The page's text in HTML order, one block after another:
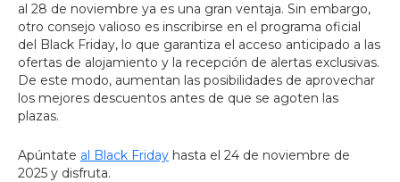
al 28 de noviembre ya es una gran ventaja. Sin embargo,
otro consejo valioso es inscribirse en el programa oficial
del Black Friday, lo que garantiza el acceso anticipado a las
ofertas de alojamiento y la recepción de alertas exclusivas.
De este modo, aumentan las posibilidades de aprovechar
los mejores descuentos antes de que se agoten las
plazas.
Apúntate al Black Friday hasta el 24 de noviembre de
2025 y disfruta.